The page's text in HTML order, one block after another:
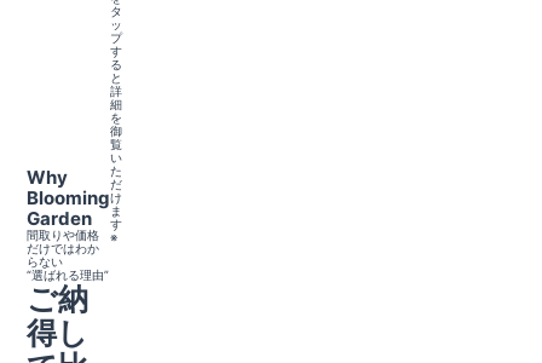
Why
Blooming
Garden
間取りや価格
だけではわか
らない
“選ばれる理由”
ご納
得し
タ
ッ
プ
す
る
と
詳
細
を
御
覧
い
た
だ
け
ま
す
※